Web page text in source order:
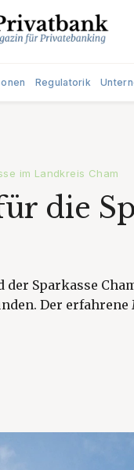
Regulatorik
im Landkreis Cham
die
Sparkasse
Der